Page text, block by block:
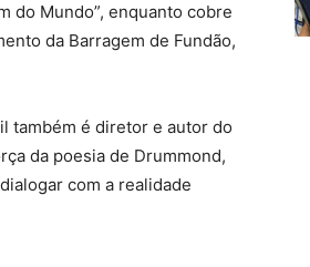
do Mundo”, enquanto cobre
da Barragem de Fundão,
também é diretor e autor do
da poesia de Drummond,
com a realidade